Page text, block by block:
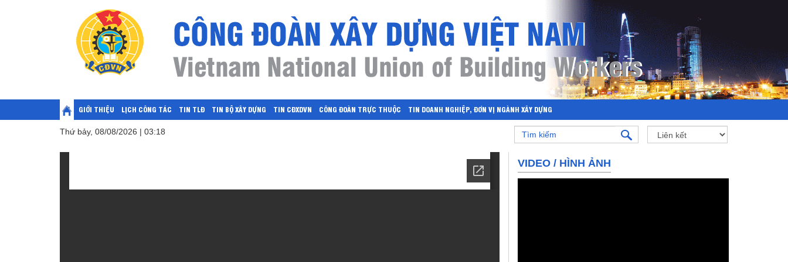
GIỚI THIỆU LỊCH CÔNG TÁC TIN TLĐ TIN BỘ XÂY DỰNG TIN CĐXDVN CÔNG ĐOÀN TRỰC THUỘC TIN DOANH NGHIỆP, ĐƠN VỊ NGÀNH XÂY DỰNG
Thứ bảy, 08/08/2026 | 03:18
VIDEO / HÌNH ẢNH